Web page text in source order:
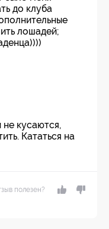
до клуба
лошадей;
кусаются,
Кататься на
полезен?